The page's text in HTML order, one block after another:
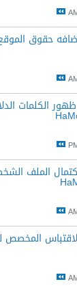
حقوق
الكلمات
الملف
المخصص